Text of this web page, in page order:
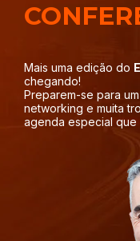
Mais uma edição do
chegando!
Preparem-se para
networking e muita
agenda especial que